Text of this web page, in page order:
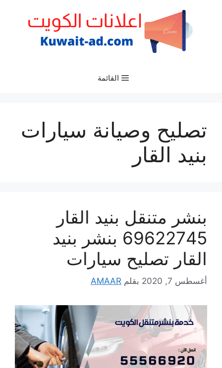
القائمة
تصليح وصيانة سيارات
بنيد القار
بنشر متنقل بنيد القار
69622745 بنشر بنيد
القار تصليح سيارات
أغسطس 7, 2020 بقلم AMAAR